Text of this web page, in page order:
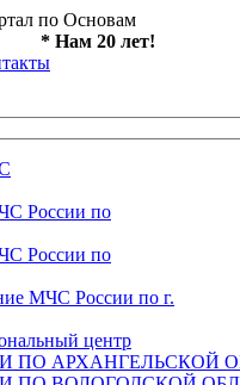
по Основам
* Нам 20 лет!
России по
России по
МЧС России по г.
центр
ПО АРХАНГЕЛЬСКОЙ